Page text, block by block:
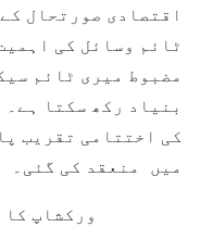
اقتصادی صورتحال
ٹائم وسائل کی
مضبوط میری ٹائم
بنیاد رکھ سکتا
کی اختتامی تقریب
میں منعقد کی گئی۔
ورکشاپ کا